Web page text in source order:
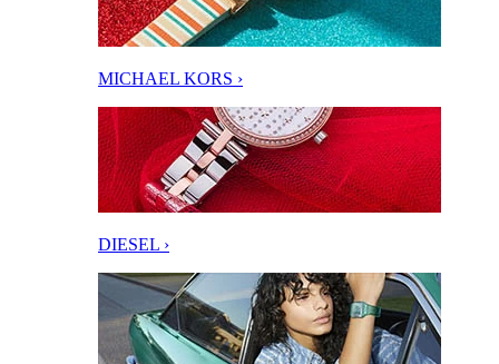
MICHAEL KORS ›
DIESEL ›